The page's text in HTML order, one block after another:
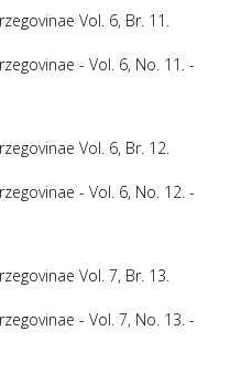
Vol. 6, Br. 11.
- Vol. 6, No. 11. -
Vol. 6, Br. 12.
- Vol. 6, No. 12. -
Vol. 7, Br. 13.
- Vol. 7, No. 13. -